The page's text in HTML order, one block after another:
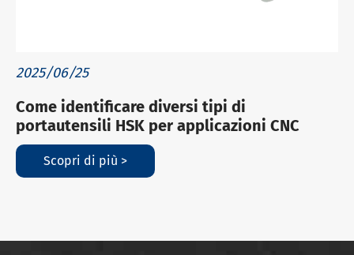
2025/06/25
Come identificare diversi tipi di
portautensili HSK per applicazioni CNC
Scopri di più >